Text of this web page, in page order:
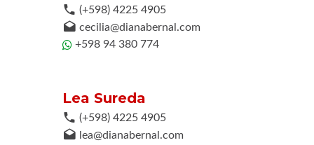
(+598) 4225 4905
cecilia@dianabernal.com
+598 94 380 774
Lea Sureda
(+598) 4225 4905
lea@dianabernal.com